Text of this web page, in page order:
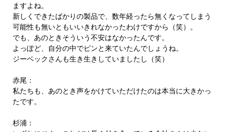
ますよね。
新しくできたばかりの製品で、数年経ったら無くなってしまう
可能性も無いともいいきれなかったわけですから（笑）。
でも、あのときそういう不安はなかったんです。
よっぽど、自分の中でピンと来ていたんでしょうね。
ジーベックさんも生き生きしていましたし（笑）
赤尾：
私たちも、あのとき声をかけていただけたのは本当に大きかっ
たです。
杉浦：